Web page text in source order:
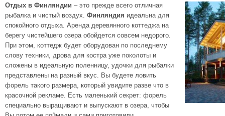
Отдых в Финляндии – это прежде всего отличная
рыбалка и чистый воздух. Финляндия идеальна для
спокойного отдыха. Аренда деревянного коттеджа на
берегу чистейшего озера обойдется совсем недорого.
При этом, коттедж будет оборудован по последнему
слову техники, дрова для костра уже поколоты и
сложены в идеальную поленницу, удочки для рыбалки
представлены на разный вкус. Вы будете ловить
форель такого размера, который увидите разве что в
красочной рекламе. Есть маленький секрет: форель
специально выращивают и выпускают в озера, чтобы